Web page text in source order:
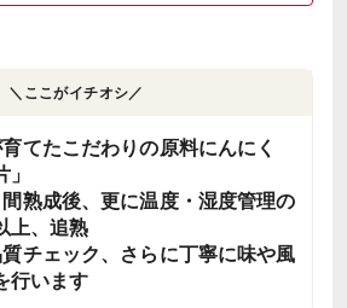
＼ここがイチオシ／
てたこだわりの原料にんにく
」
熟成後、更に温度・湿度管理の
上、追熟
チェック、さらに丁寧に味や風
行います